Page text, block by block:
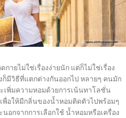
ายไม่ใช่เรื่องง่ายนัก แต่ก็ไม่ใช่เรื่อง
มีวิธีที่แตกต่างกันออกไป หลายๆ คนมัก
เพิ่มความหอมด้วยการเน้นทาโลชั่น
อให้มีกลิ่นของน้ำหอมติดตัวไปพร้อมๆ
อกจากการเลือกใช้ น้ำหอมหรือเครื่อง